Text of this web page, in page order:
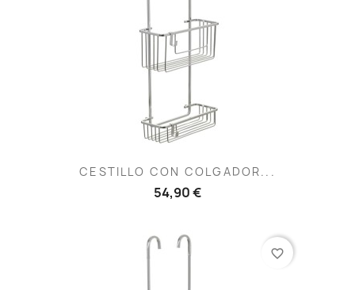
CESTILLO CON COLGADOR...
54,90 €
favorite_border